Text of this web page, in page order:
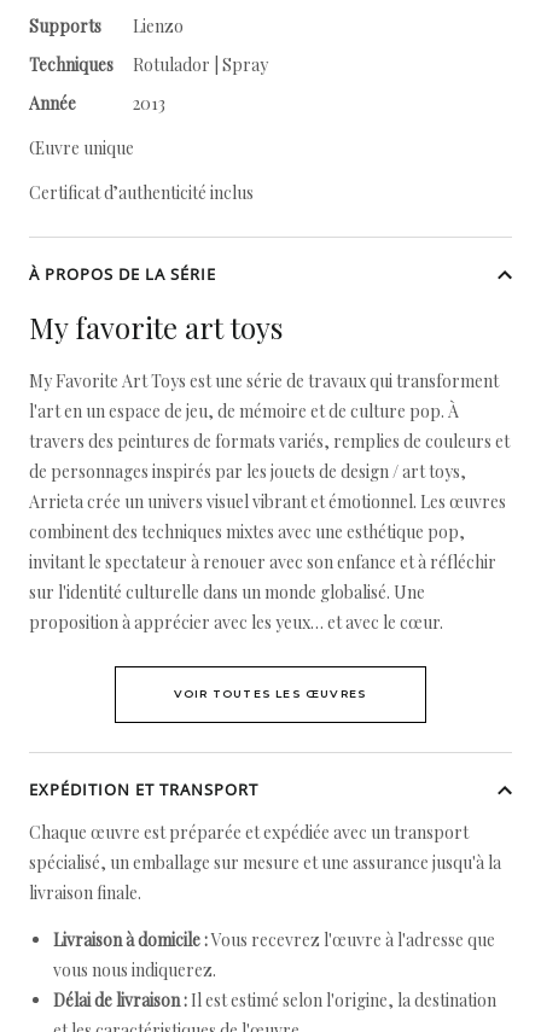
Supports
Lienzo
Techniques
Rotulador | Spray
Année
2013
Œuvre unique
Certificat d’authenticité inclus
À PROPOS DE LA SÉRIE
My favorite art toys
My Favorite Art Toys est une série de travaux qui transforment
l'art en un espace de jeu, de mémoire et de culture pop. À
travers des peintures de formats variés, remplies de couleurs et
de personnages inspirés par les jouets de design / art toys,
Arrieta crée un univers visuel vibrant et émotionnel. Les œuvres
combinent des techniques mixtes avec une esthétique pop,
invitant le spectateur à renouer avec son enfance et à réfléchir
sur l'identité culturelle dans un monde globalisé. Une
proposition à apprécier avec les yeux… et avec le cœur.
VOIR TOUTES LES ŒUVRES
EXPÉDITION ET TRANSPORT
Chaque œuvre est préparée et expédiée avec un transport
spécialisé, un emballage sur mesure et une assurance jusqu'à la
livraison finale.
Livraison à domicile :Vous recevrez l'œuvre à l'adresse que
vous nous indiquerez.
Délai de livraison : Il est estimé selon l'origine, la destination